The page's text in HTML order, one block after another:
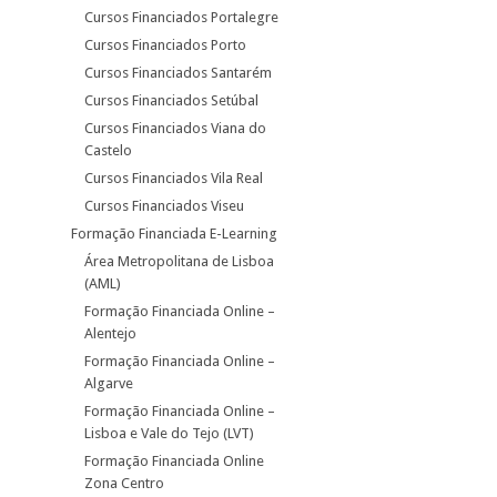
Cursos Financiados Portalegre
Cursos Financiados Porto
Cursos Financiados Santarém
Cursos Financiados Setúbal
Cursos Financiados Viana do
Castelo
Cursos Financiados Vila Real
Cursos Financiados Viseu
Formação Financiada E-Learning
Área Metropolitana de Lisboa
(AML)
Formação Financiada Online –
Alentejo
Formação Financiada Online –
Algarve
Formação Financiada Online –
Lisboa e Vale do Tejo (LVT)
Formação Financiada Online
Zona Centro